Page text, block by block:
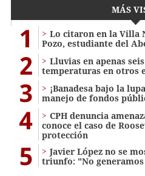
MÁS
1
Lo citaron en la Villa
Pozo, estudiante del
2
Lluvias en apenas
temperaturas en otros
3
¡Banadesa bajo la
manejo de fondos
4
CPH denuncia
conoce el caso de
protección
5
Javier López no se
triunfo: "No generamos